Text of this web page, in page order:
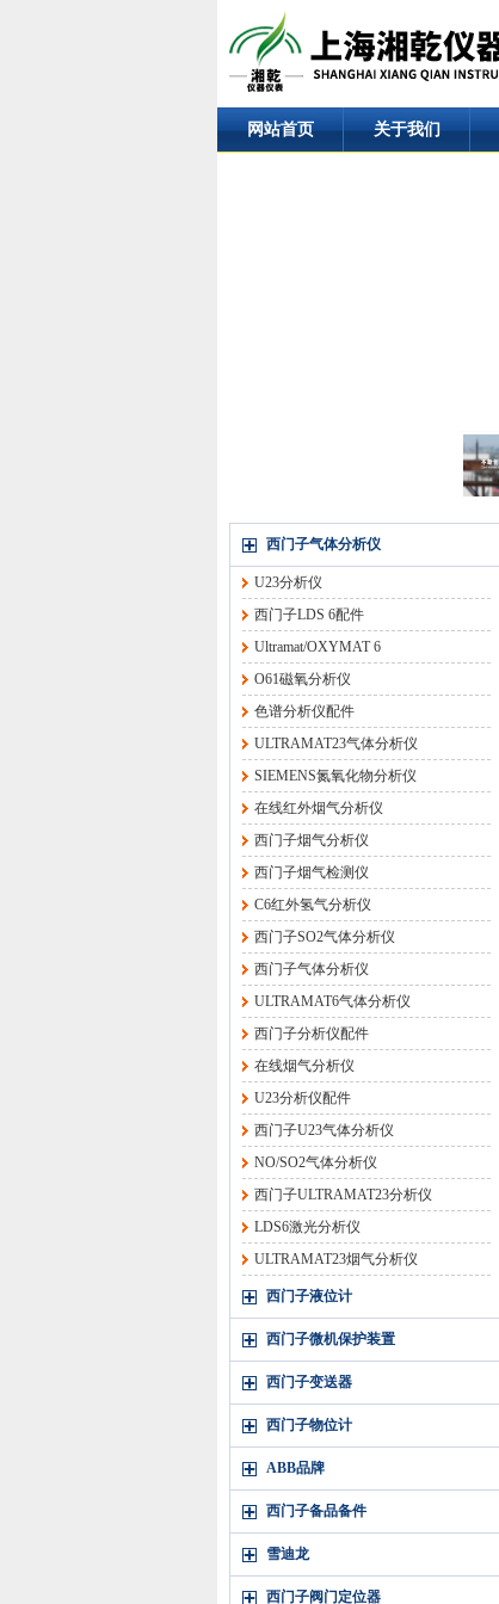
网站首页 关于我们
西门子气体分析仪
U23分析仪
西门子LDS 6配件
Ultramat/OXYMAT 6
O61磁氧分析仪
色谱分析仪配件
ULTRAMAT23气体分析仪
SIEMENS氮氧化物分析仪
在线红外烟气分析仪
西门子烟气分析仪
西门子烟气检测仪
C6红外氢气分析仪
西门子SO2气体分析仪
西门子气体分析仪
ULTRAMAT6气体分析仪
西门子分析仪配件
在线烟气分析仪
U23分析仪配件
西门子U23气体分析仪
NO/SO2气体分析仪
西门子ULTRAMAT23分析仪
LDS6激光分析仪
ULTRAMAT23烟气分析仪
西门子液位计
西门子微机保护装置
西门子变送器
西门子物位计
ABB品牌
西门子备品备件
雪迪龙
西门子阀门定位器